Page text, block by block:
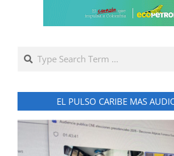
Search
EL PULSO CARIBE MAS